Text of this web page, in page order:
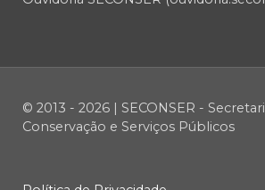
© 2013 - 2026 | SECONSER -
Conservação e Serviços Públicos